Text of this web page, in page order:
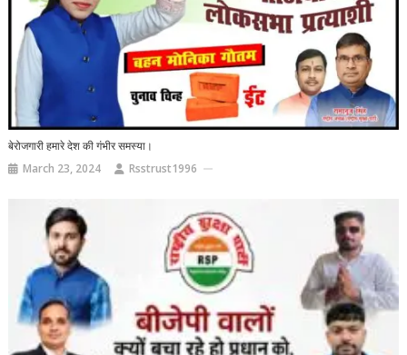
बेरोजगारी हमारे देश की गंभीर समस्या।
March 23, 2024 Rsstrust1996